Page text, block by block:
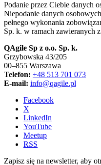
Podanie przez Ciebie danych
Niepodanie danych
pełnego wykonania
Sp. k. w ramach zawieranych
QAgile Sp z o.o. Sp. k.
Grzybowska 43/205
00–855 Warszawa
Telefon: +48 513 701 073
E-mail: info@qagile.pl
Facebook
X
LinkedIn
YouTube
Meetup
RSS
Zapisz się na newsletter, aby